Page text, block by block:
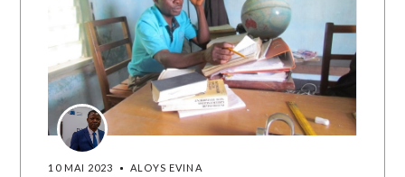
10 MAI 2023 ALOYS EVINA